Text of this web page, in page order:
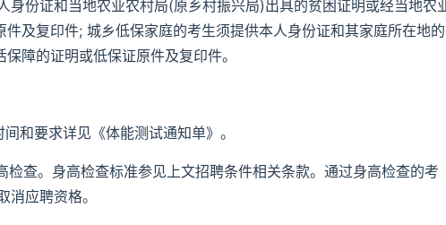
身份证和当地农业农村局(原乡村振兴局)出具的贫困证明或经当地农
及复印件; 城乡低保家庭的考生须提供本人身份证和其家庭所在地的
障的证明或低保证原件及复印件。
和要求详见《体能测试通知单》。
查。身高检查标准参见上文招聘条件相关条款。通过身高检查的考
应聘资格。